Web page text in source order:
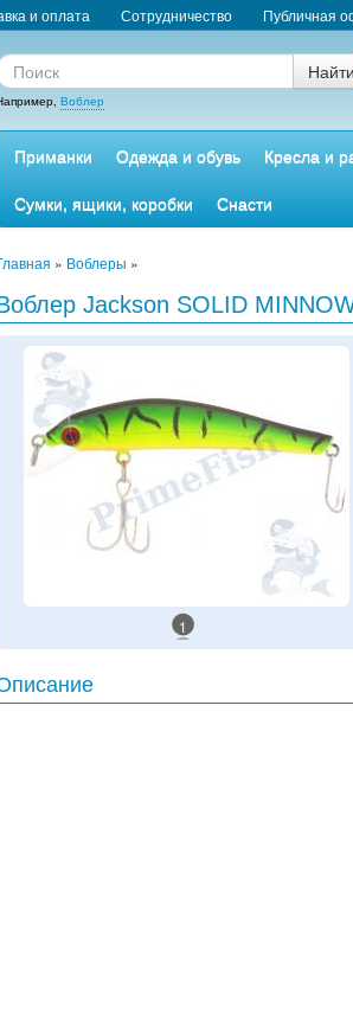
и оплата Сотрудничество Публичная
Найти
Воблер
Приманки Одежда и обувь Кресла и
Сумки, ящики, коробки
Снасти
» Воблеры »
Jackson SOLID
1